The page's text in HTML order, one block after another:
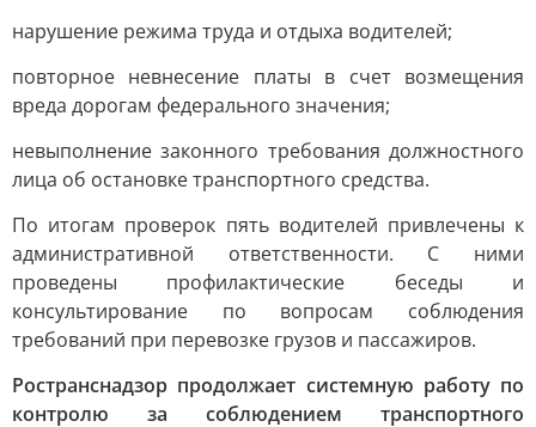
нарушение режима труда и отдыха водителей;
повторное невнесение платы в счет возмещения
вреда дорогам федерального значения;
невыполнение законного требования должностного
лица об остановке транспортного средства.
По итогам проверок пять водителей привлечены к
административной ответственности. С ними
проведены профилактические беседы и
консультирование по вопросам соблюдения
требований при перевозке грузов и пассажиров.
Ространснадзор продолжает системную работу по
контролю за соблюдением транспортного